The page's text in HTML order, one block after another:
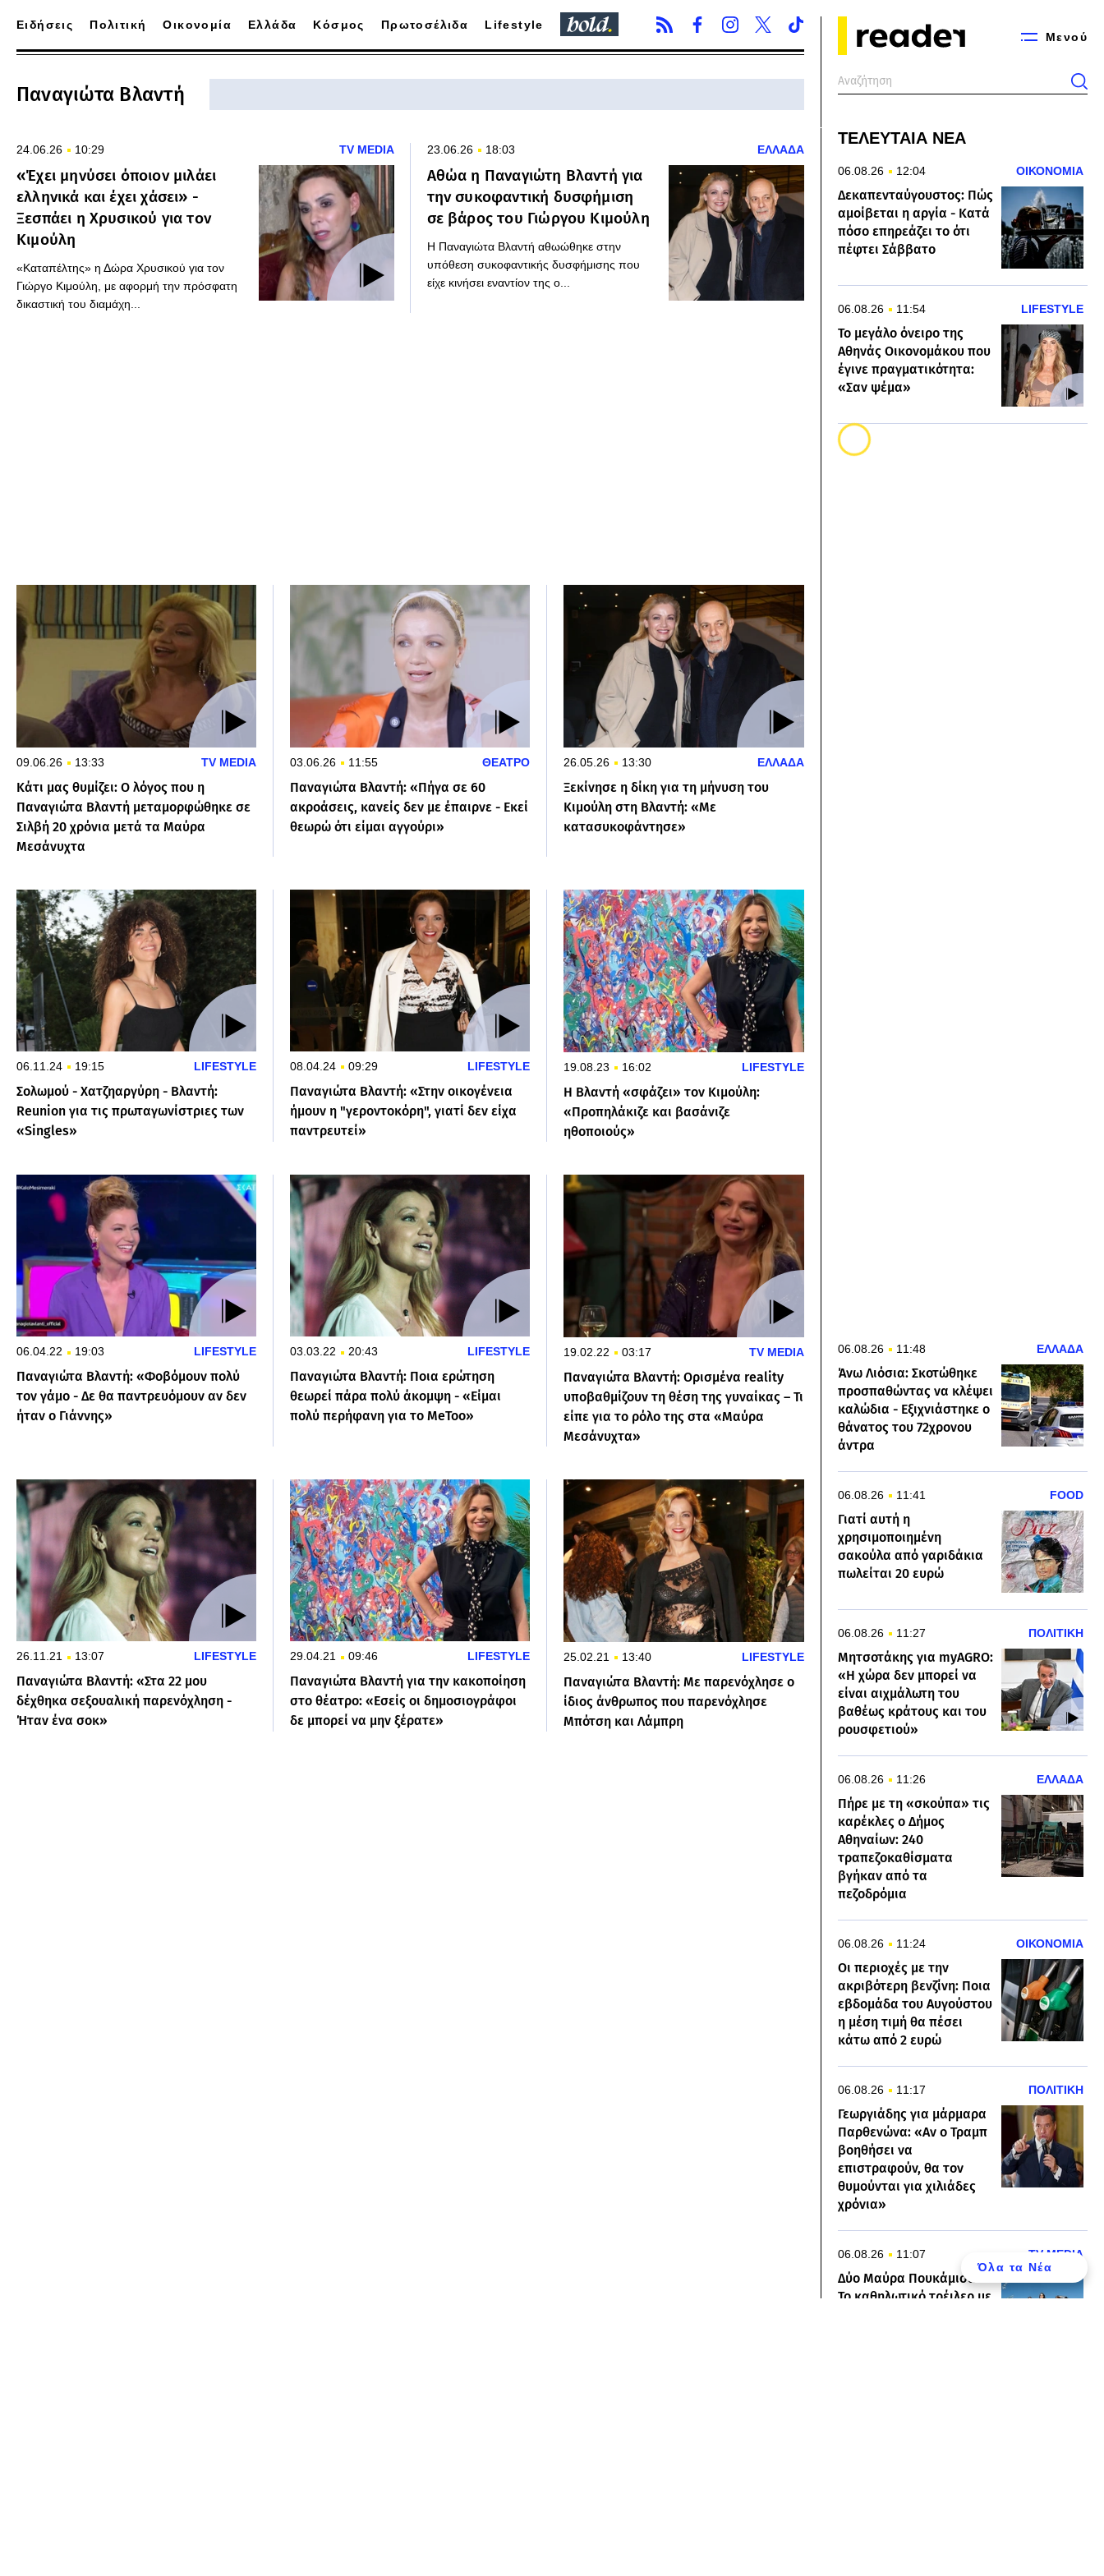
Μενού
Ειδήσεις Πολιτική Οικονομία Ελλάδα Κόσμος Πρωτοσέλιδα Lifestyle
Παναγιώτα Βλαντή
24.06.26 10:29 TV MEDIA
«Έχει μηνύσει όποιον μιλάει
ελληνικά και έχει χάσει» -
Ξεσπάει η Χρυσικού για τον
Κιμούλη
«Καταπέλτης» η Δώρα Χρυσικού για τον
Γιώργο Κιμούλη, με αφορμή την πρόσφατη
δικαστική του διαμάχη...
23.06.26 18:03 ΕΛΛΑΔΑ
Αθώα η Παναγιώτη Βλαντή για
την συκοφαντική δυσφήμιση
σε βάρος του Γιώργου Κιμούλη
Η Παναγιώτα Βλαντή αθωώθηκε στην
υπόθεση συκοφαντικής δυσφήμισης που
είχε κινήσει εναντίον της ο...
09.06.26 13:33 TV MEDIA
Κάτι μας θυμίζει: Ο λόγος που η
Παναγιώτα Βλαντή μεταμορφώθηκε σε
Σιλβή 20 χρόνια μετά τα Μαύρα
Μεσάνυχτα
03.06.26 11:55 ΘΕΑΤΡΟ
Παναγιώτα Βλαντή: «Πήγα σε 60
ακροάσεις, κανείς δεν με έπαιρνε - Εκεί
θεωρώ ότι είμαι αγγούρι»
26.05.26 13:30 ΕΛΛΑΔΑ
Ξεκίνησε η δίκη για τη μήνυση του
Κιμούλη στη Βλαντή: «Με
κατασυκοφάντησε»
06.11.24 19:15 LIFESTYLE
Σολωμού - Χατζηαργύρη - Βλαντή:
Reunion για τις πρωταγωνίστριες των
«Singles»
08.04.24 09:29 LIFESTYLE
Παναγιώτα Βλαντή: «Στην οικογένεια
ήμουν η "γεροντοκόρη", γιατί δεν είχα
παντρευτεί»
19.08.23 16:02 LIFESTYLE
Η Βλαντή «σφάζει» τον Κιμούλη:
«Προπηλάκιζε και βασάνιζε
ηθοποιούς»
06.04.22 19:03 LIFESTYLE
Παναγιώτα Βλαντή: «Φοβόμουν πολύ
τον γάμο - Δε θα παντρευόμουν αν δεν
ήταν ο Γιάννης»
03.03.22 20:43 LIFESTYLE
Παναγιώτα Βλαντή: Ποια ερώτηση
θεωρεί πάρα πολύ άκομψη - «Είμαι
πολύ περήφανη για το MeToo»
19.02.22 03:17 TV MEDIA
Παναγιώτα Βλαντή: Ορισμένα reality
υποβαθμίζουν τη θέση της γυναίκας – Τι
είπε για το ρόλο της στα «Μαύρα
Μεσάνυχτα»
26.11.21 13:07 LIFESTYLE
Παναγιώτα Βλαντή: «Στα 22 μου
δέχθηκα σεξουαλική παρενόχληση -
Ήταν ένα σοκ»
29.04.21 09:46 LIFESTYLE
Παναγιώτα Βλαντή για την κακοποίηση
στο θέατρο: «Εσείς οι δημοσιογράφοι
δε μπορεί να μην ξέρατε»
25.02.21 13:40 LIFESTYLE
Παναγιώτα Βλαντή: Με παρενόχλησε ο
ίδιος άνθρωπος που παρενόχλησε
Μπότση και Λάμπρη
ΤΕΛΕΥΤΑΙΑ ΝΕΑ
06.08.26 12:04 ΟΙΚΟΝΟΜΙΑ
Δεκαπενταύγουστος: Πώς
αμοίβεται η αργία - Κατά
πόσο επηρεάζει το ότι
πέφτει Σάββατο
06.08.26 11:54 LIFESTYLE
Το μεγάλο όνειρο της
Αθηνάς Οικονομάκου που
έγινε πραγματικότητα:
«Σαν ψέμα»
06.08.26 11:48 ΕΛΛΑΔΑ
Άνω Λιόσια: Σκοτώθηκε
προσπαθώντας να κλέψει
καλώδια - Εξιχνιάστηκε ο
θάνατος του 72χρονου
άντρα
06.08.26 11:41 FOOD
Γιατί αυτή η
χρησιμοποιημένη
σακούλα από γαριδάκια
πωλείται 20 ευρώ
06.08.26 11:27 ΠΟΛΙΤΙΚΗ
Μητσοτάκης για myAGRO:
«Η χώρα δεν μπορεί να
είναι αιχμάλωτη του
βαθέως κράτους και του
ρουσφετιού»
06.08.26 11:26 ΕΛΛΑΔΑ
Πήρε με τη «σκούπα» τις
καρέκλες ο Δήμος
Αθηναίων: 240
τραπεζοκαθίσματα
βγήκαν από τα
πεζοδρόμια
06.08.26 11:24 ΟΙΚΟΝΟΜΙΑ
Οι περιοχές με την
ακριβότερη βενζίνη: Ποια
εβδομάδα του Αυγούστου
η μέση τιμή θα πέσει
κάτω από 2 ευρώ
06.08.26 11:17 ΠΟΛΙΤΙΚΗ
Γεωργιάδης για μάρμαρα
Παρθενώνα: «Αν ο Τραμπ
βοηθήσει να
επιστραφούν, θα τον
θυμούνται για χιλιάδες
χρόνια»
06.08.26 11:07 TV MEDIA
Δύο Μαύρα Πουκάμισα:
Το καθηλωτικό τρέιλερ με
Όλα τα Νέα